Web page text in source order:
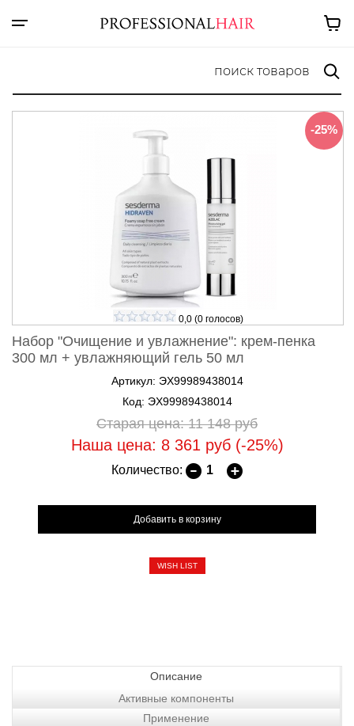
-25%
0,0(0голосов)
Набор "Очищение и увлажнение": крем-пенка
300 мл + увлажняющий гель 50 мл
Артикул: ЭХ99989438014
Код: ЭХ99989438014
Старая цена: 11 148руб
Наша цена: 8 361 руб (-25%)
Количество:
WISH LIST
Описание
Активные компоненты
Применение